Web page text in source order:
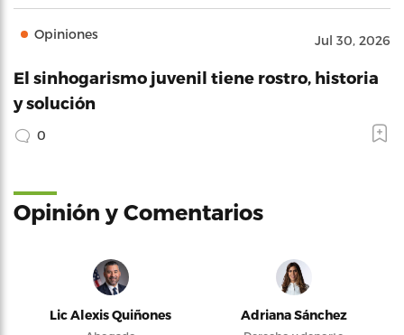
Opiniones Jul 30, 2026
El sinhogarismo juvenil tiene rostro, historia
y solución
0
Opinión y Comentarios
Lic Alexis Quiñones Adriana Sánchez